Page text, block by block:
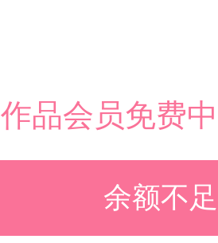
作品会员免费中
余额不